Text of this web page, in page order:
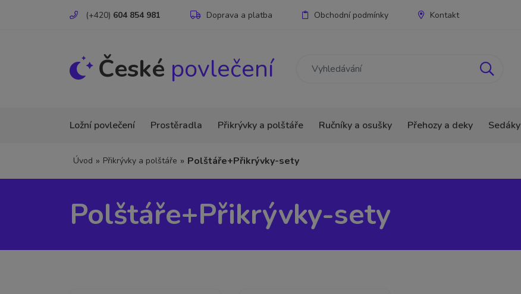
(+420) 604 854 981 Doprava a platba Obchodní podmínky Kontakt
České povlečení
Ložní povlečení Prostěradla Přikrývky a polštáře Ručníky a osušky Přehozy a deky
Úvod » Přikrývky a polštáře » Polštáře+Přikrývky-sety
Polštáře+Přikrývky-sety